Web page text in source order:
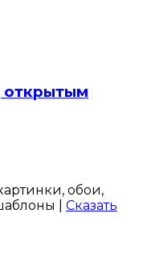
открытым
обои,
| Сказать